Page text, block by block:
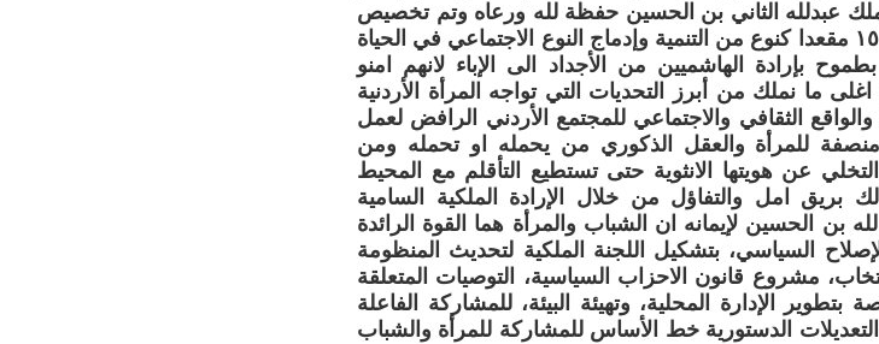
عبدلله الثاني بن الحسين حفظة لله ورعاه وتم تخصيص
“الكوتا” النسائية من ستة مقاعد إلى ١٥ مقعدا كنوع من التنمية وإدماج النوع الاجتماعي في الحياة
بإرادة الهاشميين من الأجداد الى الإباء لانهم امنو
ما نملك من أبرز التحديات التي تواجه المرأة الأردنية
والواقع الثقافي والاجتماعي للمجتمع الأردني الرافض لعمل
منصفة للمرأة والعقل الذكوري من يحمله او تحمله ومن
التخلي عن هويتها الانثوية حتى تستطيع التأقلم مع المحيط
بريق امل والتفاؤل من خلال الإرادة الملكية السامية
بن الحسين لإيمانه ان الشباب والمرأة هما القوة الرائدة
السياسي، بتشكيل اللجنة الملكية لتحديث المنظومة
مشروع قانون الاحزاب السياسية، التوصيات المتعلقة
بتطوير الإدارة المحلية، وتهيئة البيئة، للمشاركة الفاعلة
الدستورية خط الأساس للمشاركة للمرأة والشباب